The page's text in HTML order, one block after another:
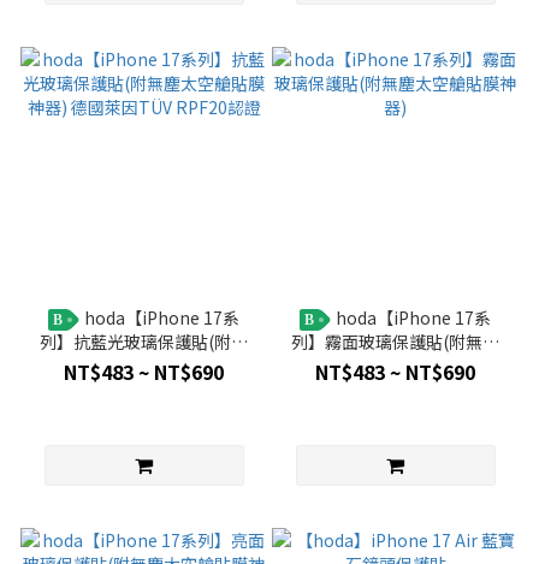
B
列】抗藍光玻璃保護貼(附無
塵太空艙貼膜神器) 德國萊因
TÜV RPF20認證
NT$483 ~ NT$690
B
列】霧面玻璃保護貼(附無塵
太空艙貼膜神器)
NT$483 ~ NT$690